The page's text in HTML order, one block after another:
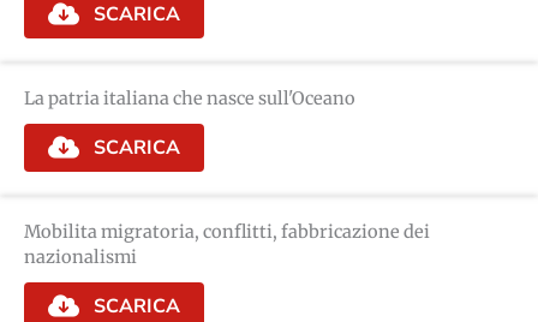
SCARICA
La patria italiana che nasce sull'Oceano
SCARICA
Mobilita migratoria, conflitti, fabbricazione dei
nazionalismi
SCARICA